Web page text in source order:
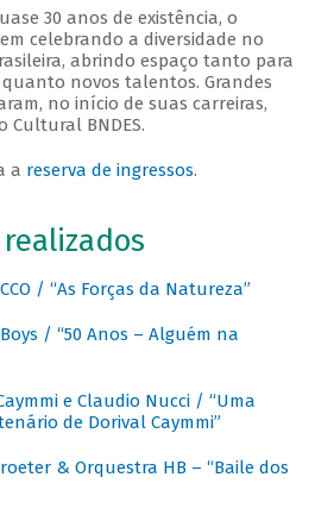
30 anos de existência, o
celebrando a diversidade no
abrindo espaço tanto para
novos talentos. Grandes
no início de suas carreiras,
Cultural BNDES.
a reserva de ingressos.
/ “As Forças da Natureza”
/ “50 Anos – Alguém na
e Claudio Nucci / “Uma
de Dorival Caymmi”
& Orquestra HB – “Baile dos